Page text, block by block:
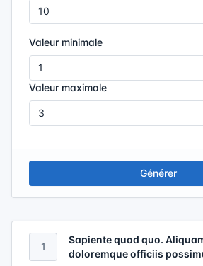
Valeur minimale
Valeur maximale
Générer
1
Sapiente quod quo.
doloremque officiis